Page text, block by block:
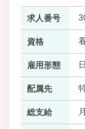
求人番号
資格
雇用形態
配属先
総支給